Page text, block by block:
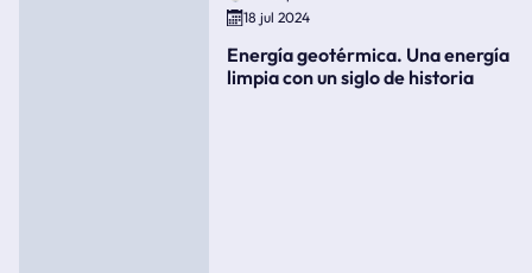
18 jul 2024
Energía geotérmica. Una energía
limpia con un siglo de historia